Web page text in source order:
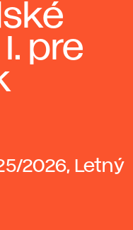
pre
2026, Letný